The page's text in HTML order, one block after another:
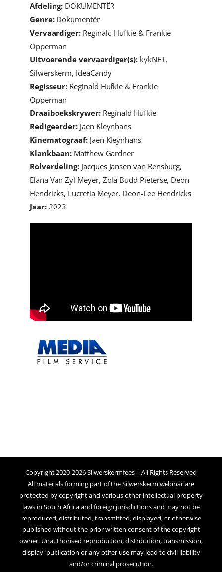
Afdeling:DOKUMENTÊR
Genre:Dokumentêr
Vervaardiger:Reginald Hufkie & Frankie
Opperman
Uitvoerende vervaardiger(s):kykNET,
Silwerskerm, IdeaCandy
Regisseur:Reginald Hufkie & Frankie
Opperman
Draaiboekskrywer:Reginald Hufkie
Redigeerder:Jaen Kleynhans
Kinematograaf:Jaen Kleynhans
Klankbaan:Matthew Gardner
Rolverdeling:Jacques Jansen van Rensburg,
Elana Van Zyl Meyer, Zola Budd Pieterse, Deon
Hendricks, Lucretia Meyer, Deon-Lee Hendricks
Jaar:2023
Copyright 2020-2026 Silwerskermfees | All Rights Reserved
All materials forming part of the Silwerskerm webinar are
protected by copyright and various other intellectual property
laws in South Africa and foreign jurisdictions and may not be
reproduced, distributed, transmitted, displayed, or otherwise
published without the prior written consent of the copyright
owner. Unauthorised reproduction, distribution, transmission,
display, publication or any other use may lead to civil liability
and/or criminal prosecution.